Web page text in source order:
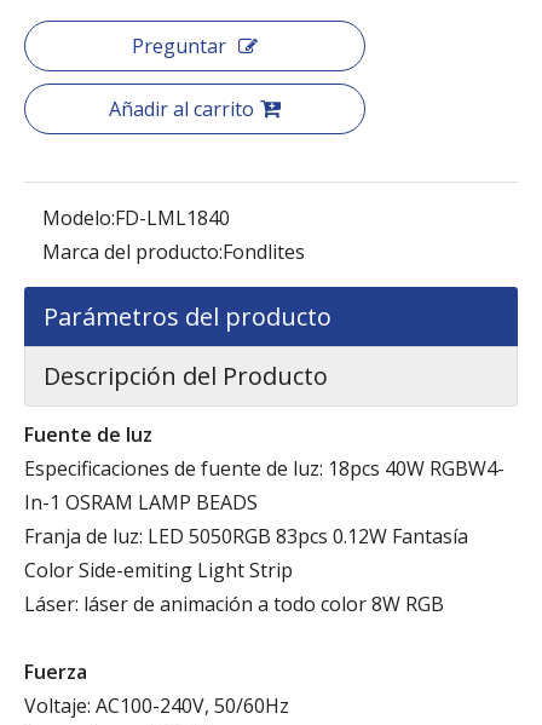
Preguntar
Añadir al carrito
Modelo:FD-LML1840
Marca del producto:Fondlites
Parámetros del producto
Descripción del Producto
Fuente de luz
Especificaciones de fuente de luz: 18pcs 40W RGBW4-
In-1 OSRAM LAMP BEADS
Franja de luz: LED 5050RGB 83pcs 0.12W Fantasía
Color Side-emiting Light Strip
Láser: láser de animación a todo color 8W RGB
Fuerza
Voltaje: AC100-240V, 50/60Hz